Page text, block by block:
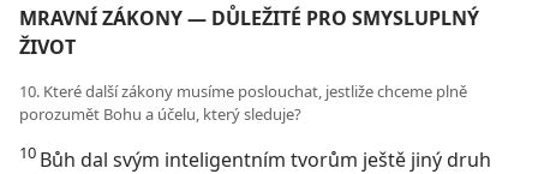
MRAVNÍ ZÁKONY — DŮLEŽITÉ PRO SMYSLUPLNÝ
ŽIVOT
10. Které další zákony musíme poslouchat, jestliže chceme plně
porozumět Bohu a účelu, který sleduje?
10 Bůh dal svým inteligentním tvorům ještě jiný druh